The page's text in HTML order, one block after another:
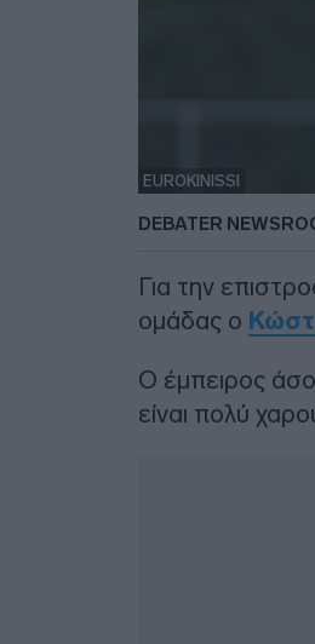
EUROKINISSI
DEBATER
Για την
ομάδας ο
Ο έμπειρος
είναι πολύ